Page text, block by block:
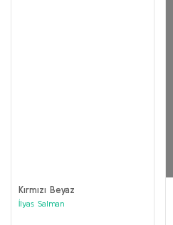
Kırmızı Beyaz
İlyas Salman